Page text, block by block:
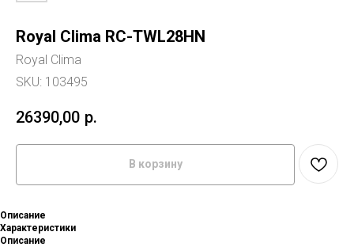
Royal Clima RC-TWL28HN
Royal Clima
SKU: 103495
26390,00 р.
В корзину
Описание
Характеристики
Описание